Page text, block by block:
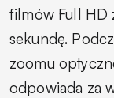
filmów Full HD
sekundę.
zoomu
odpowiada za